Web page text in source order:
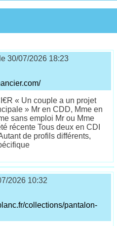
le 30/07/2026 18:23
« Un couple a un projet
» Mr en CDD, Mme en
sans emploi Mr ou Mme
récente Tous deux en CDI
de profils différents,
2026 10:32
collections/pantalon-